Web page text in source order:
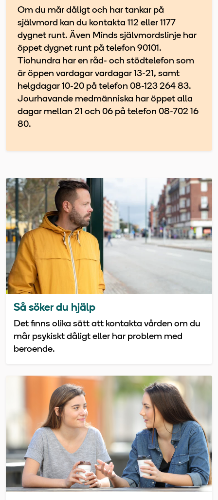
Om du mår dåligt och har tankar på
självmord kan du kontakta 112 eller 1177
dygnet runt. Även Minds självmordslinje har
öppet dygnet runt på telefon 90101.
Tiohundra har en råd- och stödtelefon som
är öppen vardagar vardagar 13-21, samt
helgdagar 10-20 på telefon 08-123 264 83.
Jourhavande medmänniska har öppet alla
dagar mellan 21 och 06 på telefon 08-702 16
80.
Så söker du hjälp
Det finns olika sätt att kontakta vården om du
mår psykiskt dåligt eller har problem med
beroende.